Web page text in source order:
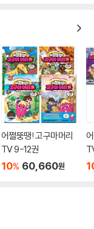
어쩔뚱땡! 고구마머리
TV 9-12권
10% 60,660원